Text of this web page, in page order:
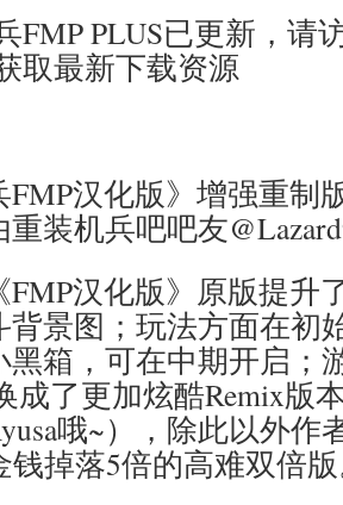
FMP PLUS已更新，请
取最新下载资源
FMP汉化版》增强重制
装机兵吧吧友
FMP汉化版》原版提升
背景图；玩法方面在初
黑箱，可在中期开启；
成了更加炫酷Remix版
哦~），除此以外
钱掉落5倍的高难双倍